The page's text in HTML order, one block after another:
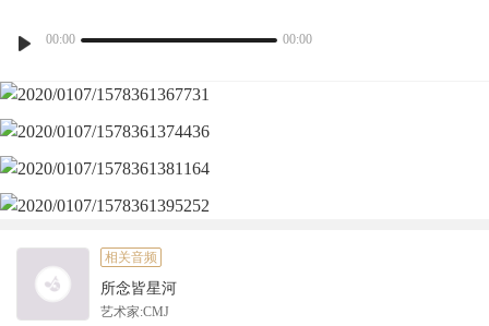
00:00 00:00
相关音频
所念皆星河
艺术家:CMJ